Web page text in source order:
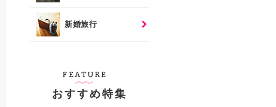
新婚旅行
おすすめ特集